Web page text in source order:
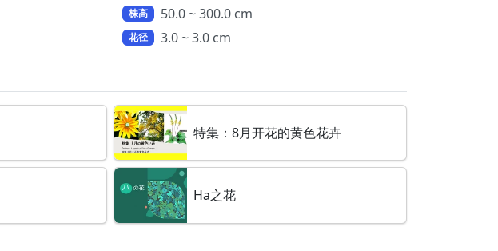
株高 50.0 ~ 300.0 cm
花径 3.0 ~ 3.0 cm
特集：8月开花的黄色花卉
Ha之花